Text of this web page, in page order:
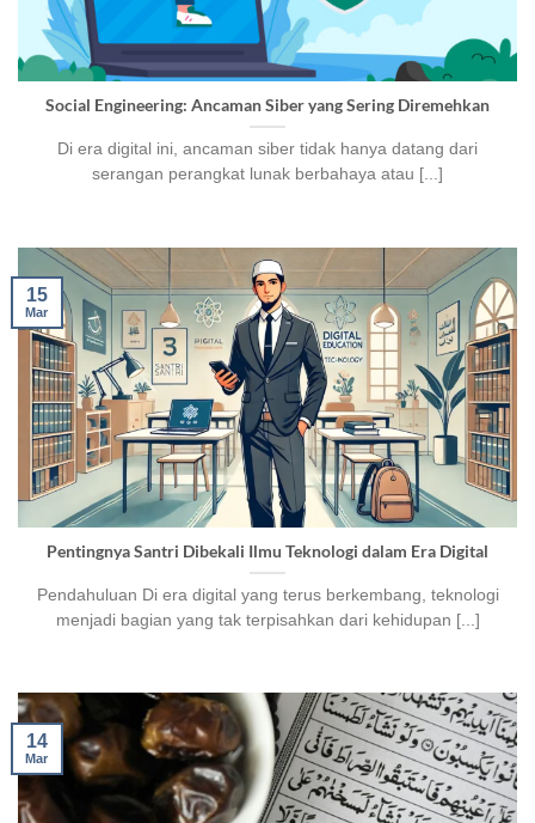
Social Engineering: Ancaman Siber yang Sering Diremehkan
Di era digital ini, ancaman siber tidak hanya datang dari
serangan perangkat lunak berbahaya atau [...]
Pentingnya Santri Dibekali Ilmu Teknologi dalam Era Digital
Pendahuluan Di era digital yang terus berkembang, teknologi
menjadi bagian yang tak terpisahkan dari kehidupan [...]
15
Mar
14
Mar